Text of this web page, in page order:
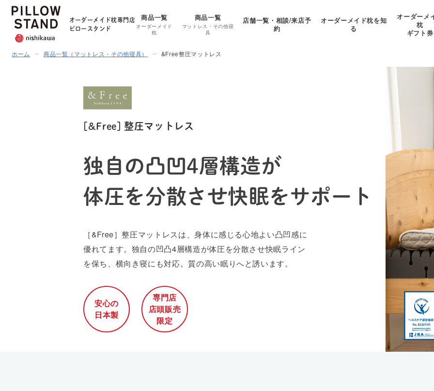
オーダーメイド枕専門店
ピロースタンド
商品一覧
オーダーメイド
枕
商品一覧
マットレス・その他寝
具
店舗一覧・相談/来店予
約
オーダーメイド枕を知
る
オーダーメ
枕
ギフト券
ホーム 商品一覧 （マットレス・その他寝具） &Free整圧マットレス
[&Free] 整圧マットレス
独自の凸凹4層構造が
体圧を分散させ快眠をサポート
［&Free］整圧マットレスは、身体に感じる心地よい凸凹感に
優れてます。独自の凹凸4層構造が体圧を分散させ快眠ライン
を保ち、横向き寝にも対応。質の高い眠りへと誘います。
安心の
日本製
専門店
店頭販売
限定